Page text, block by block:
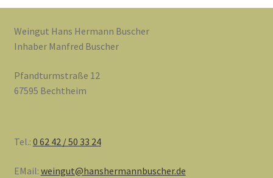
Weingut Hans Hermann Buscher
Inhaber Manfred Buscher
Pfandturmstraße 12
67595 Bechtheim
Tel.: 0 62 42 / 50 33 24
EMail: weingut@hanshermannbuscher.de